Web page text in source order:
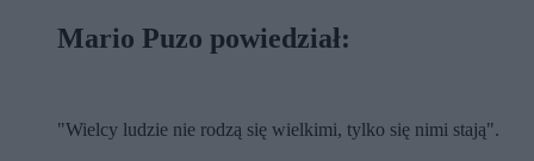
Mario Puzo powiedział:
"Wielcy ludzie nie rodzą się wielkimi, tylko się nimi stają".